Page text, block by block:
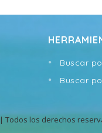
Buscar
Buscar
| Todos los derechos